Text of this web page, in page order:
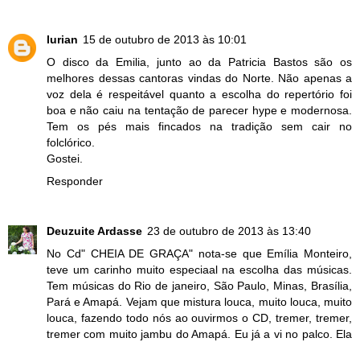
lurian 15 de outubro de 2013 às 10:01
O disco da Emilia, junto ao da Patricia Bastos são os
melhores dessas cantoras vindas do Norte. Não apenas a
voz dela é respeitável quanto a escolha do repertório foi
boa e não caiu na tentação de parecer hype e modernosa.
Tem os pés mais fincados na tradição sem cair no
folclórico.
Gostei.
Responder
Deuzuite Ardasse 23 de outubro de 2013 às 13:40
No Cd" CHEIA DE GRAÇA" nota-se que Emília Monteiro,
teve um carinho muito especiaal na escolha das músicas.
Tem músicas do Rio de janeiro, São Paulo, Minas, Brasília,
Pará e Amapá. Vejam que mistura louca, muito louca, muito
louca, fazendo todo nós ao ouvirmos o CD, tremer, tremer,
tremer com muito jambu do Amapá. Eu já a vi no palco. Ela